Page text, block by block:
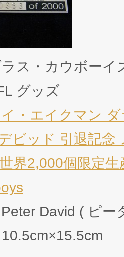
ス・カウボーイ
グッズ
イ・エイクマン
ビッド 引退記念
界2,000個限定生
David ( ピー